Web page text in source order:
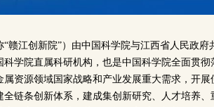
赣江创新院”）由中国科学院与江西省人民政府
学院直属科研机构，也是中国科学院全面贯彻
资源领域国家战略和产业发展重大需求，开
链条创新体系，建成集创新研究、人才培养、